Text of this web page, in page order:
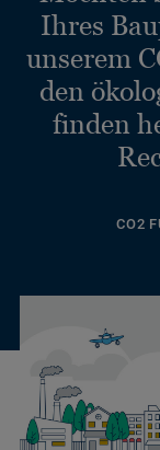
Ihres
unserem
den
finden
CO2